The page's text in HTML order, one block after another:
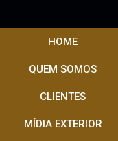
HOME
QUEM SOMOS
CLIENTES
MÍDIA EXTERIOR
Quem
Fátima